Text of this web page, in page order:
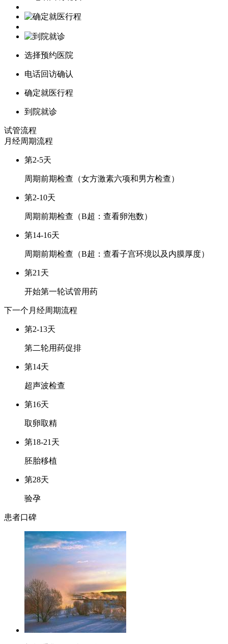
选择预约医院
电话回访确认
确定就医行程
到院就诊
试管流程
月经周期流程
第2-5天
周期前期检查（女方激素六项和男方检查）
第2-10天
周期前期检查（B超：查看卵泡数）
第14-16天
周期前期检查（B超：查看子宫环境以及内膜厚度）
第21天
开始第一轮试管用药
下一个月经周期流程
第2-13天
第二轮用药促排
第14天
超声波检查
第16天
取卵取精
第18-21天
胚胎移植
第28天
验孕
患者口碑